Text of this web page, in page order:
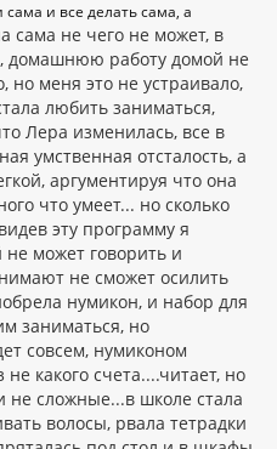
и все делать сама, а
сама не чего не может, в
домашнюю работу домой не
но меня это не устраивало,
любить заниматься,
Лера изменилась, все в
умственная отсталость, а
аргументируя что она
что умеет... но сколько
эту программу я
может говорить и
не сможет осилить
нумикон, и набор для
заниматься, но
совсем, нумиконом
какого счета....читает, но
не сложные...в школе стала
волосы, рвала тетрадки